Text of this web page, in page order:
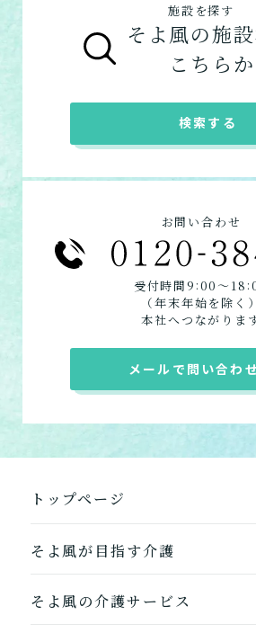
介護保険サービスは20種類以上
「どのサービスを使ったらいい
い!」という方は、
まずはどん
なたに適しているのか簡単にチ
最大4つの質問に答えて
で、おすすめの介護保険サービ
診断スタート
要介護認定を受け、要支
要介護１～５、いずれか
けていますか？
はい
いいえ or
非該当(自立)
と判定された
ご自宅で生活しながら介
を使いたいですか？
老人ホームなどの施設に
いですか？
自宅で生活しなが
使いたい
施設へ移り住み
現在、日常生活を送る
介護などサポートが必要
介護スタッフにご自宅に
介護施設へ通いたいです
通いたい
来てもらいた
または物忘れなど認知症
りますか？
はい
いいえ
日帰りで使いたいです
一時的に宿泊したいで
日帰りで使いたい
一時的に宿泊し
か？
要介護３～５ですか？
要支援１～２
要介護１～２
要介護３～５
施設を探す
そよ風の施
こちら
検索する
お問い合わせ
受付時間9 :00〜18 :
（年末年始を除く）
本社へつながりま
メールで問い合わ
トップページ
そよ風が目指す介護
ワンストップサービス
そよ風の介護サービス